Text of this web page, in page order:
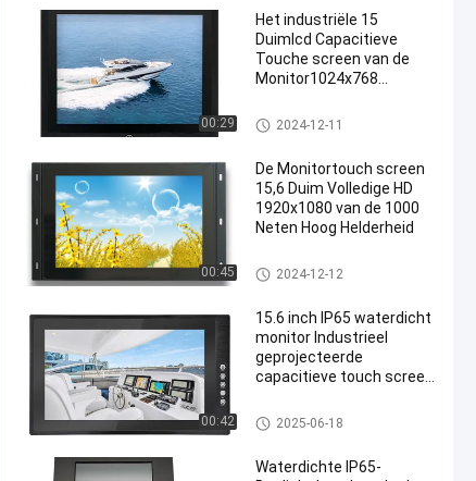
00:29
Het industriële 15
Duimlcd Capacitieve
Touche screen van de
Monitor1024x768
Hoge Helderheidsmonitor
2024-12-11
00:45
De Monitortouch screen
15,6 Duim Volledige HD
1920x1080 van de 1000
Neten Hoog Helderheid
Hoge Helderheidsmonitor
2024-12-12
00:42
15.6 inch IP65 waterdicht
monitor Industrieel
geprojecteerde
capacitieve touch screen
1000 Nits Displays met
anti-glare
Hoge Helderheidsmonitor
2025-06-18
Waterdichte IP65-